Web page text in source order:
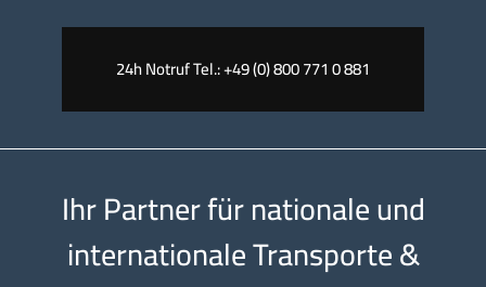
24h Notruf Tel.: +49 (0) 800 771 0 881
Ihr Partner für nationale und
internationale Transporte &